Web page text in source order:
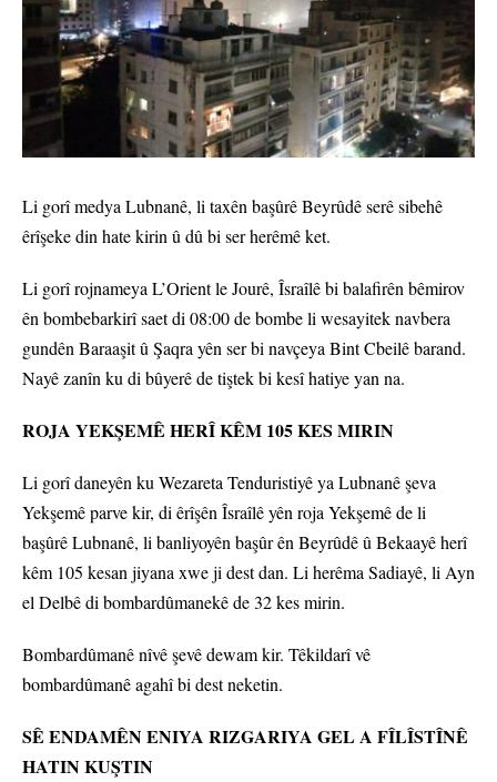
Li gorî medya Lubnanê, li taxên başûrê Beyrûdê serê sibehê
êrîşeke din hate kirin û dû bi ser herêmê ket.
Li gorî rojnameya L’Orient le Jourê, Îsraîlê bi balafirên bêmirov
ên bombebarkirî saet di 08:00 de bombe li wesayitek navbera
gundên Baraaşit û Şaqra yên ser bi navçeya Bint Cbeilê barand.
Nayê zanîn ku di bûyerê de tiştek bi kesî hatiye yan na.
ROJA YEKŞEMÊ HERÎ KÊM 105 KES MIRIN
Li gorî daneyên ku Wezareta Tenduristiyê ya Lubnanê şeva
Yekşemê parve kir, di êrîşên Îsraîlê yên roja Yekşemê de li
başûrê Lubnanê, li banliyoyên başûr ên Beyrûdê û Bekaayê herî
kêm 105 kesan jiyana xwe ji dest dan. Li herêma Sadiayê, li Ayn
el Delbê di bombardûmanekê de 32 kes mirin.
Bombardûmanê nîvê şevê dewam kir. Têkildarî vê
bombardûmanê agahî bi dest neketin.
SÊ ENDAMÊN ENIYA RIZGARIYA GEL A FÎLÎSTÎNÊ
HATIN KUŞTIN